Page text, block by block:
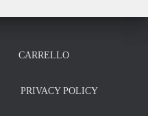
CARRELLO
PRIVACY POLICY